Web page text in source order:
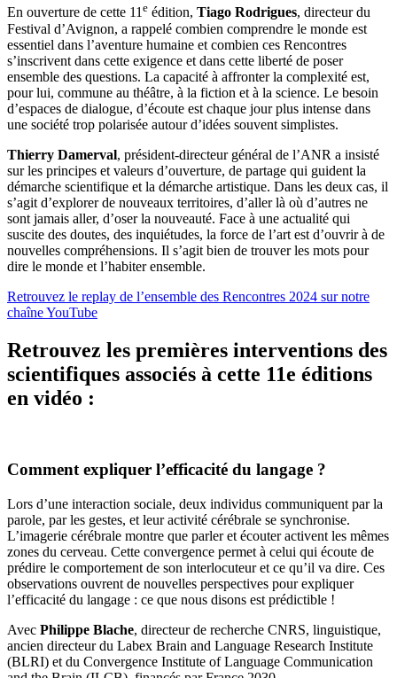
En ouverture de cette 11e édition, Tiago Rodrigues, directeur du
Festival d’Avignon, a rappelé combien comprendre le monde est
essentiel dans l’aventure humaine et combien ces Rencontres
s’inscrivent dans cette exigence et dans cette liberté de poser
ensemble des questions. La capacité à affronter la complexité est,
pour lui, commune au théâtre, à la fiction et à la science. Le besoin
d’espaces de dialogue, d’écoute est chaque jour plus intense dans
une société trop polarisée autour d’idées souvent simplistes.
Thierry Damerval, président-directeur général de l’ANR a insisté
sur les principes et valeurs d’ouverture, de partage qui guident la
démarche scientifique et la démarche artistique. Dans les deux cas, il
s’agit d’explorer de nouveaux territoires, d’aller là où d’autres ne
sont jamais aller, d’oser la nouveauté. Face à une actualité qui
suscite des doutes, des inquiétudes, la force de l’art est d’ouvrir à de
nouvelles compréhensions. Il s’agit bien de trouver les mots pour
dire le monde et l’habiter ensemble.
Retrouvez le replay de l’ensemble des Rencontres 2024 sur notre
chaîne YouTube
Retrouvez les premières interventions des
scientifiques associés à cette 11e éditions
en vidéo :
Comment expliquer l’efficacité du langage ?
Lors d’une interaction sociale, deux individus communiquent par la
parole, par les gestes, et leur activité cérébrale se synchronise.
L’imagerie cérébrale montre que parler et écouter activent les mêmes
zones du cerveau. Cette convergence permet à celui qui écoute de
prédire le comportement de son interlocuteur et ce qu’il va dire. Ces
observations ouvrent de nouvelles perspectives pour expliquer
l’efficacité du langage : ce que nous disons est prédictible !
Avec Philippe Blache, directeur de recherche CNRS, linguistique,
ancien directeur du Labex Brain and Language Research Institute
(BLRI) et du Convergence Institute of Language Communication